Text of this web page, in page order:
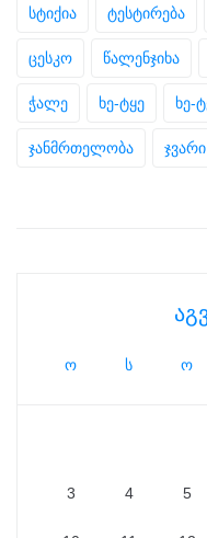
სტიქია ტესტირება
ცესკო წალენჯიხა
ჭალე ხე-ტყე ხე-
ჯანმრთელობა ჯვარი
ო ს ო
3 4 5